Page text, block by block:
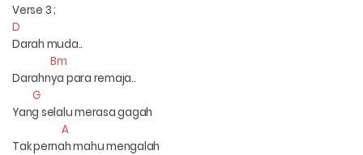
Verse 3 ;
D
Darah muda..
Bm
Darahnya para remaja..
G
Yang selalu merasa gagah
A
Tak pernah mahu mengalah